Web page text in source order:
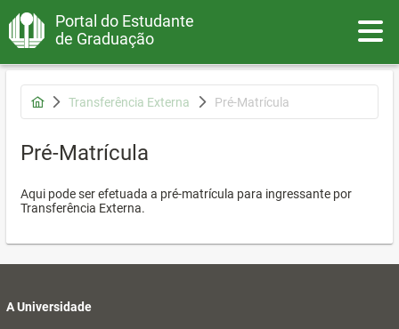
Portal do Estudante
de Graduação
Transferência Externa Pré-Matrícula
Pré-Matrícula
Aqui pode ser efetuada a pré-matrícula para ingressante por
Transferência Externa.
A Universidade